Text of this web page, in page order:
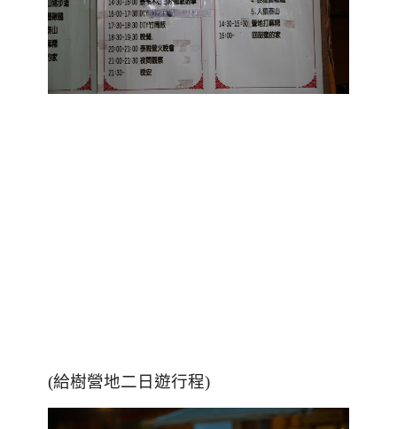
(給樹營地二日遊行程)